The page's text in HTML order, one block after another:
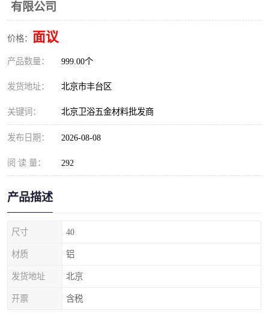
有限公司
价格： 面议
产品数量： 999.00个
发货地址： 北京市丰台区
关键词： 北京卫浴五金材料批发商
发布日期： 2026-08-08
阅 读 量： 292
产品描述
尺寸 40
材质 铝
发货地址 北京
开票 含税